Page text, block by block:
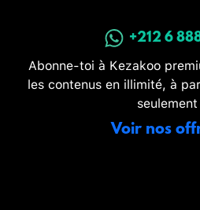
+212 6
Abonne-toi à Kezakoo
les contenus en illimité, à
Voir nos